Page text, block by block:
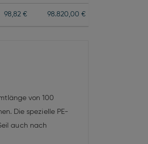
98,82 € 98.820,00 €
von 100
Die spezielle PE-
auch nach